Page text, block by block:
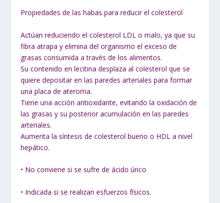
Propiedades de las habas para reducir el colesterol
Actúan reduciendo el colesterol LDL o malo, ya que su
fibra atrapa y elimina del organismo el exceso de
grasas consumida a través de los alimentos.
Su contenido en lecitina desplaza al colesterol que se
quiere depositar en las paredes arteriales para formar
una placa de ateroma.
Tiene una acción antioxidante, evitando la oxidación de
las grasas y su posterior acumulación en las paredes
arteriales.
Aumenta la síntesis de colesterol bueno o HDL a nivel
hepático.
• No conviene si se sufre de ácido úrico
• Indicada si se realizan esfuerzos físicos.